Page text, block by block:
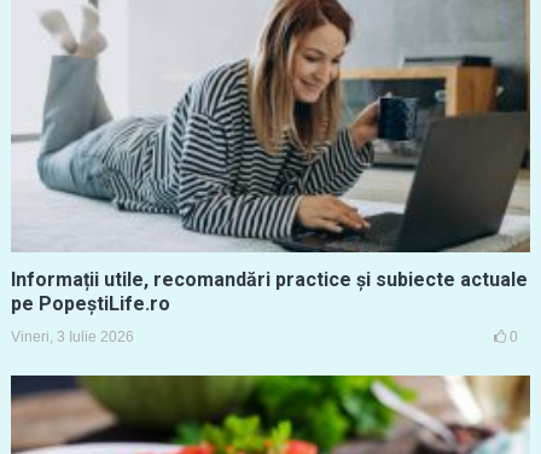
Informații utile, recomandări practice și subiecte actuale
pe PopeștiLife.ro
Vineri, 3 Iulie 2026 0